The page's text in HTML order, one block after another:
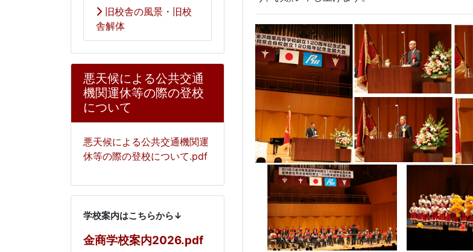
旧校舎の風景・旧校
舎解体
悪天候による公共交通
機関運休等の際の登校
について
悪天候による公共交通機関運
休等の際の登校について.pdf
学校案内はこちらから↓
金商学校案内2026.pdf